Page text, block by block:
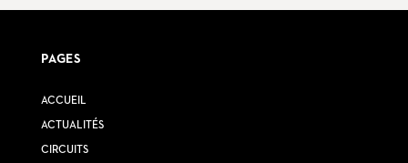
PAGES
ACCUEIL
ACTUALITÉS
CIRCUITS